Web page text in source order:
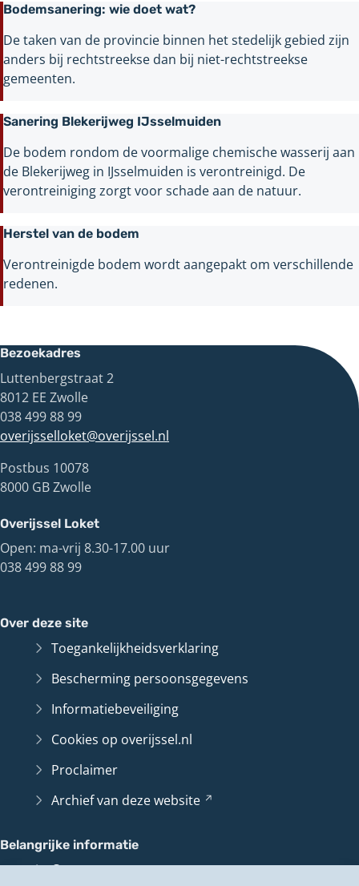
Bodemsanering: wie doet wat?
De taken van de provincie binnen het stedelijk gebied zijn
anders bij rechtstreekse dan bij niet-rechtstreekse
gemeenten.
Sanering Blekerijweg IJsselmuiden
De bodem rondom de voormalige chemische wasserij aan
de Blekerijweg in IJsselmuiden is verontreinigd. De
verontreiniging zorgt voor schade aan de natuur.
Herstel van de bodem
Verontreinigde bodem wordt aangepakt om verschillende
redenen.
Bezoekadres
Luttenbergstraat 2
8012 EE Zwolle
038 499 88 99
overijsselloket@overijssel.nl
Postbus 10078
8000 GB Zwolle
Overijssel Loket
Open: ma-vrij 8.30-17.00 uur
038 499 88 99
Over deze site
Toegankelijkheidsverklaring
Bescherming persoonsgegevens
Informatiebeveiliging
Cookies op overijssel.nl
Proclaimer
Archief van dezewebsite
Belangrijke informatie
Contact en route